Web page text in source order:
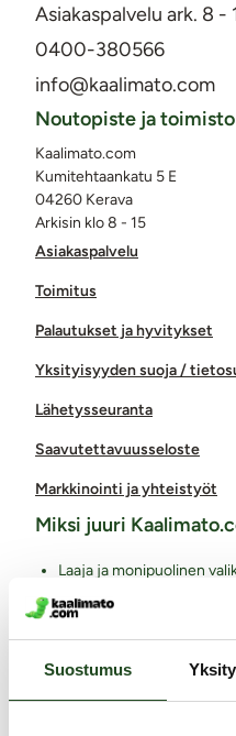
Suostumus
Asiakaspalvelu ark. 8 -
0400-380566
info@kaalimato.com
Asiakaspalvelu
Toimitus
Palautukset ja hyvitykset
Yksityisyyden suoja /
Lähetysseuranta
Saavutettavuusseloste
Markkinointi ja yhteistyöt
Noutopiste ja toimisto
Kaalimato.com
Kumitehtaankatu 5 E
04260 Kerava
Arkisin klo 8 - 15
Miksi juuri
Laaja ja monipuolinen
Arkisin ennen klo 14
päivänä
Ilmainen toimitus yli 60€
Paljon joustavia